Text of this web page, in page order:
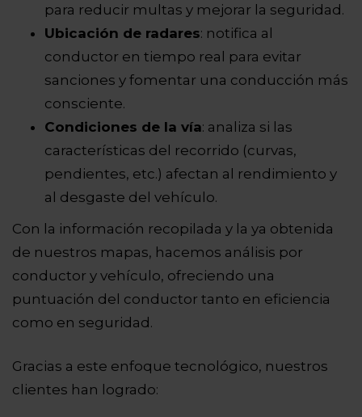
para reducir multas y mejorar la seguridad.
Ubicación de radares: notifica al
conductor en tiempo real para evitar
sanciones y fomentar una conducción más
consciente.
Condiciones de la vía: analiza si las
características del recorrido (curvas,
pendientes, etc.) afectan al rendimiento y
al desgaste del vehículo.
Con la información recopilada y la ya obtenida
de nuestros mapas, hacemos análisis por
conductor y vehículo, ofreciendo una
puntuación del conductor tanto en eficiencia
como en seguridad.
Gracias a este enfoque tecnológico, nuestros
clientes han logrado: